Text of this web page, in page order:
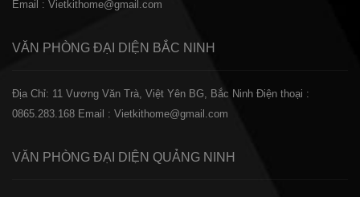
Email : Vietkithome@gmail.com
VĂN PHÒNG ĐẠI DIỆN BẮC NINH
Địa Chỉ: 11 Vương Văn Trà, Việt Yên BG, Bắc Ninh Điện thoại :
0865.283.168 Email : Vietkithome@gmail.com
VĂN PHÒNG ĐẠI DIỆN QUẢNG NINH